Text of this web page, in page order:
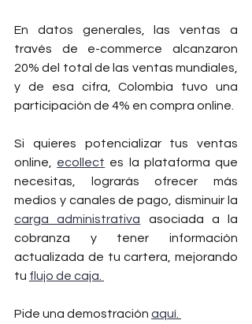
En datos generales, las ventas a
través de e-commerce alcanzaron
20% del total de las ventas mundiales,
y de esa cifra, Colombia tuvo una
participación de 4% en compra online.
Si quieres potencializar tus ventas
online, ecollect es la plataforma que
necesitas, lograrás ofrecer más
carga administrativa asociada a la
cobranza y tener información
actualizada de tu cartera, mejorando
tu flujo de caja.
Pide una demostración aquí.